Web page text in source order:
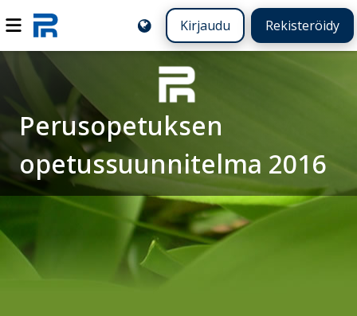
Kirjaudu Rekisteröidy
Perusopetuksen
opetussuunnitelma 2016